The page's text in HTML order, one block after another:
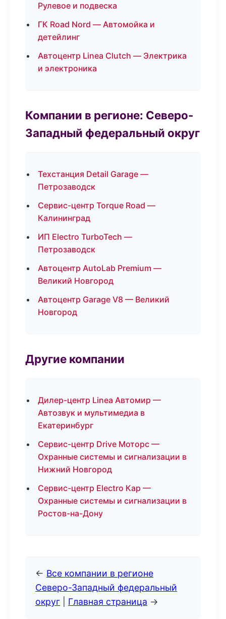
Рулевое и подвеска
ГК Road Nord — Автомойка и
детейлинг
Автоцентр Linea Clutch — Электрика
и электроника
Компании в регионе: Северо-
Западный федеральный округ
Техстанция Detail Garage —
Петрозаводск
Сервис-центр Torque Road —
Калининград
ИП Electro TurboTech —
Петрозаводск
Автоцентр AutoLab Premium —
Великий Новгород
Автоцентр Garage V8 — Великий
Новгород
Другие компании
Дилер-центр Linea Автомир —
Автозвук и мультимедиа в
Екатеринбург
Сервис-центр Drive Моторс —
Охранные системы и сигнализации в
Нижний Новгород
Сервис-центр Electro Кар —
Охранные системы и сигнализации в
Ростов-на-Дону
← Все компании в регионе
Северо-Западный федеральный
округ
Главная страница →